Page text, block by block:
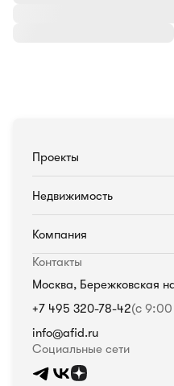
Проекты
Недвижимость
Компания
Контакты
Москва, Бережковская
+7 495 320-78-42(с
info@afid.ru
Социальные сети